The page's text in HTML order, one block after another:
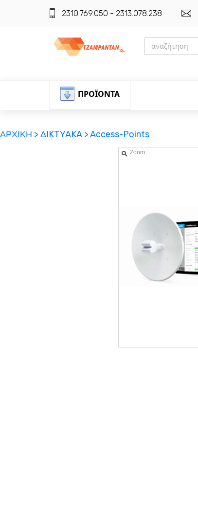
2310.769.050 - 2313.078.238
ΠΡΟΪΟΝΤΑ
ΑΡΧΙΚΗ > ΔIKTYAKA >Access-Points
Zoom